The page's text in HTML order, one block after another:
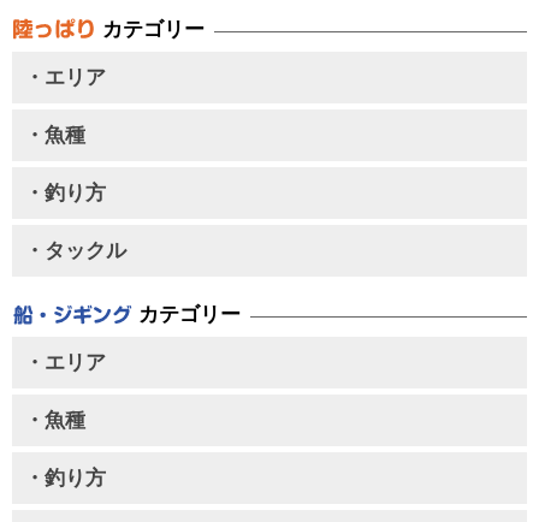
カテゴリー
・エリア
・魚種
・釣り方
・タックル
カテゴリー
・エリア
・魚種
・釣り方